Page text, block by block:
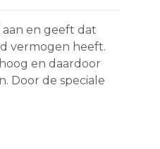
en geeft dat
vermogen heeft.
en daardoor
Door de speciale